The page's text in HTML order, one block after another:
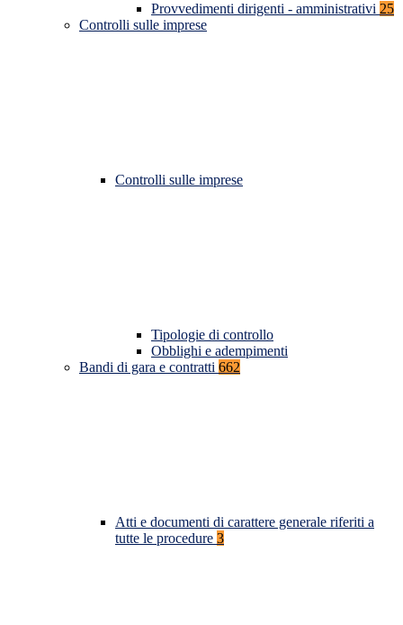
Provvedimenti dirigenti - amministrativi 25
Controlli sulle imprese
Controlli sulle imprese
Tipologie di controllo
Obblighi e adempimenti
Bandi di gara e contratti 662
Atti e documenti di carattere generale riferiti a
tutte le procedure 3